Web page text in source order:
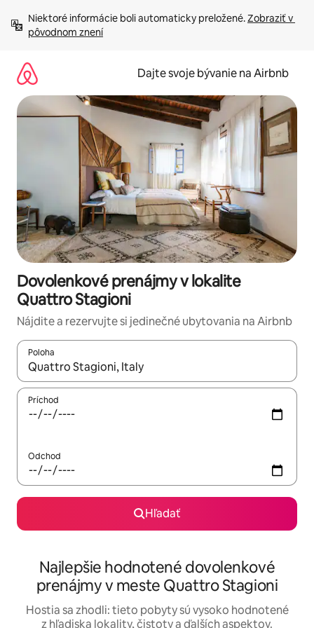
obsah.
Niektoré informácie boli automaticky preložené. Zobraziť v
pôvodnom znení
Dajte svoje bývanie na Airbnb
Dovolenkové prenájmy v lokalite
Quattro Stagioni
Nájdite a rezervujte si jedinečné ubytovania na Airbnb
Poloha
Keď budú výsledky k dispozícii, môžete si ich prechádzať
Príchod
Odchod
Hľadať
Najlepšie hodnotené dovolenkové
prenájmy v meste Quattro Stagioni
Hostia sa zhodli: tieto pobyty sú vysoko hodnotené
z hľadiska lokality, čistoty a ďalších aspektov.